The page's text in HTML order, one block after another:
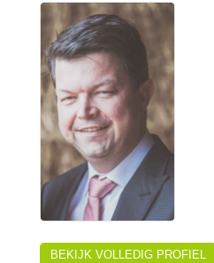
BEKIJK VOLLEDIG PROFIEL